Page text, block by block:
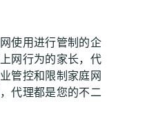
使用进行管制的企
网行为的家长，代
管控和限制家庭网
代理都是您的不二